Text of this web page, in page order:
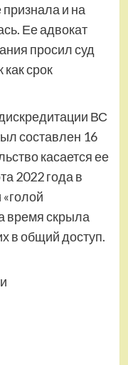
и на
Ее адвокат
просил суд
как срок
ВС
составлен 16
касается ее
2022 года в
время скрыла
в общий доступ.